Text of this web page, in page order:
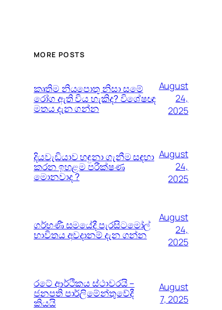
MORE POSTS
කෘතිම නියපොතු නිසා සමේ
රෝග ඇති විය හැකිද? විශේෂඥ
මතය දැන ගන්න
August
24,
2025
දියවැඩියාව හඳුනා ගැනීම සඳහා
කරන ඉහළම පරීක්ෂණ
මොනවාද ?
August
24,
2025
ගර්භණී සමයේදී පැරසිටමෝල්
භාවිතය අවදානම් දැන ගන්න
August
24,
2025
රටේ ආර්ථිකය ස්ථාවරයි –
ජනපති පාර්ලිමේන්තුවේදී
කියයි
August
7, 2025